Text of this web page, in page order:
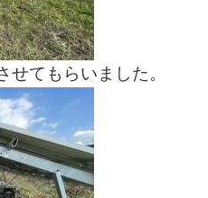
せてもらいました。